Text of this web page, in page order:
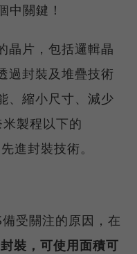
中關鍵！
晶片，包括邏輯晶
過封裝及堆疊技術
、縮小尺寸、減少
製程以下的
進封裝技術。
受關注的原因，在
裝，可使用面積可